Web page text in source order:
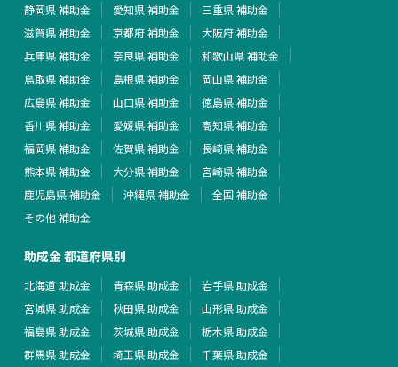
静岡県 補助金
愛知県 補助金
三重県 補助金
滋賀県 補助金
京都府 補助金
大阪府 補助金
兵庫県 補助金
奈良県 補助金
和歌山県 補助金
鳥取県 補助金
島根県 補助金
岡山県 補助金
広島県 補助金
山口県 補助金
徳島県 補助金
香川県 補助金
愛媛県 補助金
高知県 補助金
福岡県 補助金
佐賀県 補助金
長崎県 補助金
熊本県 補助金
大分県 補助金
宮崎県 補助金
鹿児島県 補助金
沖縄県 補助金
全国 補助金
その他 補助金
助成金 都道府県別
北海道 助成金 青森県 助成金
岩手県 助成金
宮城県 助成金
秋田県 助成金
山形県 助成金
福島県 助成金
茨城県 助成金
栃木県 助成金
群馬県 助成金
埼玉県 助成金
千葉県 助成金